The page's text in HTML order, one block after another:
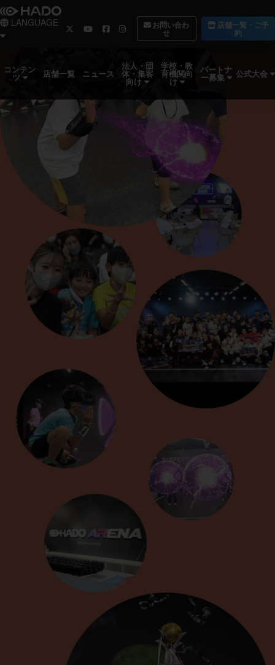
LANGUAGE
お問い合わ
せ
店舗一覧・ご予
約
コンテン
ツ 店舗一覧 ニュース
法人・団
体・集客
向け
学校・教
育機関向
け
パートナ
ー募集 公式大会